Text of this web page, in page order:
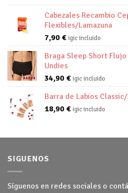
Cabezales Recambio
Flexibles/Lamazuna
7,90 € igic incluido
Braga Sleep Short
Undies
34,90 € igic incluido
Barra de Labios
18,90 € igic incluido
SIGUENOS
Síguenos en redes sociales o